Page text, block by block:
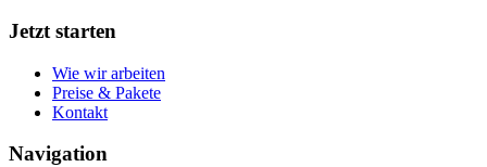
Jetzt starten
Wie wir arbeiten
Preise & Pakete
Kontakt
Navigation